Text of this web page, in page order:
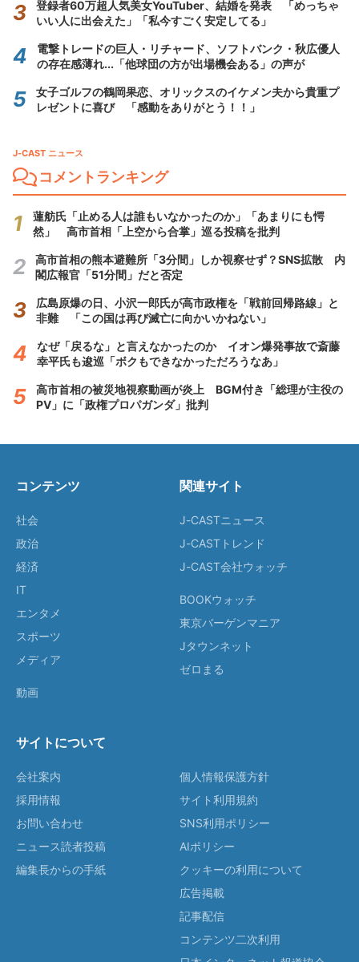
登録者60万超人気美女YouTuber、結婚を発表 「めっちゃ
いい人に出会えた」「私今すごく安定してる」
電撃トレードの巨人・リチャード、ソフトバンク・秋広優人
の存在感薄れ...「他球団の方が出場機会ある」の声が
女子ゴルフの鶴岡果恋、オリックスのイケメン夫から貴重プ
レゼントに喜び 「感動をありがとう！！」
J-CAST ニュース
コメントランキング
蓮舫氏「止める人は誰もいなかったのか」「あまりにも愕
然」 高市首相「上空から合掌」巡る投稿を批判
高市首相の熊本避難所「3分間」しか視察せず？SNS拡散 内
閣広報官「51分間」だと否定
広島原爆の日、小沢一郎氏が高市政権を「戦前回帰路線」と
非難 「この国は再び滅亡に向かいかねない」
なぜ「戻るな」と言えなかったのか イオン爆発事故で斎藤
幸平氏も逡巡「ボクもできなかっただろうなあ」
高市首相の被災地視察動画が炎上 BGM付き「総理が主役の
PV」に「政権プロパガンダ」批判
コンテンツ
社会
政治
経済
IT
エンタメ
スポーツ
メディア
動画
関連サイト
J-CASTニュース
J-CASTトレンド
J-CAST会社ウォッチ
BOOKウォッチ
東京バーゲンマニア
Jタウンネット
ゼロまる
サイトについて
会社案内
採用情報
お問い合わせ
ニュース読者投稿
編集長からの手紙
個人情報保護方針
サイト利用規約
SNS利用ポリシー
AIポリシー
クッキーの利用について
広告掲載
記事配信
コンテンツ二次利用